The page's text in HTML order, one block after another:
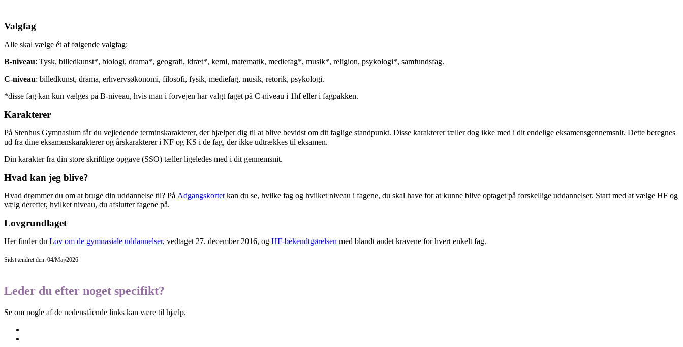
Valgfag
Alle skal vælge ét af følgende valgfag:
B-niveau: Tysk, billedkunst*, biologi, drama*, geografi, idræt*, kemi, matematik, mediefag*, musik*, religion, psykologi*, samfundsfag.
C-niveau: billedkunst, drama, erhvervsøkonomi, filosofi, fysik, mediefag, musik, retorik, psykologi.
*disse fag kan kun vælges på B-niveau, hvis man i forvejen har valgt faget på C-niveau i 1hf eller i fagpakken.
Karakterer
På Stenhus Gymnasium får du vejledende terminskarakterer, der hjælper dig til at blive bevidst om dit faglige standpunkt. Disse karakterer tæller dog ikke med i dit endelige eksamensgennemsnit. Dette beregnes
ud fra dine eksamenskarakterer og årskarakterer i NF og KS i de fag, der ikke udtrækkes til eksamen.
Din karakter fra din store skriftlige opgave (SSO) tæller ligeledes med i dit gennemsnit.
Hvad kan jeg blive?
Hvad drømmer du om at bruge din uddannelse til? På Adgangskortet kan du se, hvilke fag og hvilket niveau i fagene, du skal have for at kunne blive optaget på forskellige uddannelser. Start med at vælge HF og
vælg derefter, hvilket niveau, du afslutter fagene på.
Lovgrundlaget
Her finder du Lov om de gymnasiale uddannelser, vedtaget 27. december 2016, og HF-bekendtgørelsen med blandt andet kravene for hvert enkelt fag.
Sidst ændret den: 04/Maj/2026
Leder du efter noget specifikt?
Se om nogle af de nedenstående links kan være til hjælp.